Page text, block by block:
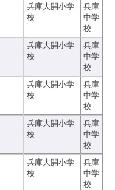
兵庫大開小学
校
兵庫
中学
校
兵庫大開小学
校
兵庫
中学
校
兵庫大開小学
校
兵庫
中学
校
兵庫大開小学
校
兵庫
中学
校
兵庫大開小学
校
兵庫
中学
校